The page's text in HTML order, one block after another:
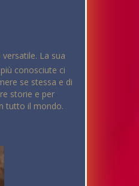
La sua
conosciute ci
se stessa e di
storie e per
tutto il mondo.